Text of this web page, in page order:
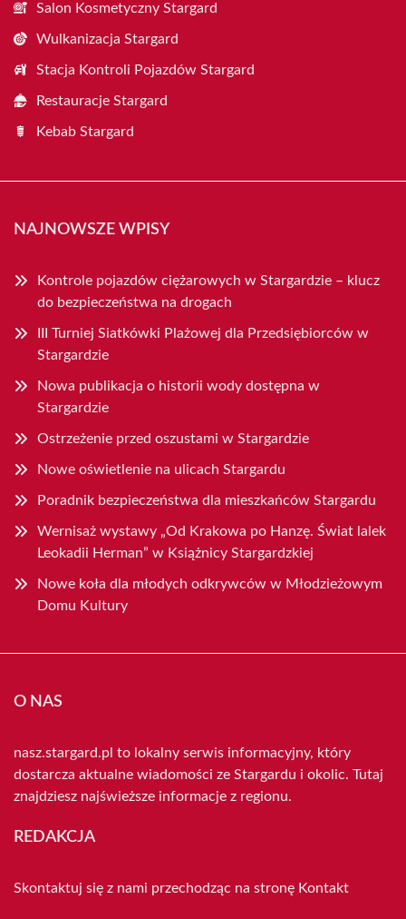
Salon Kosmetyczny Stargard
Wulkanizacja Stargard
Stacja Kontroli Pojazdów Stargard
Restauracje Stargard
Kebab Stargard
NAJNOWSZE WPISY
Kontrole pojazdów ciężarowych w Stargardzie – klucz
do bezpieczeństwa na drogach
III Turniej Siatkówki Plażowej dla Przedsiębiorców w
Stargardzie
Nowa publikacja o historii wody dostępna w
Stargardzie
Ostrzeżenie przed oszustami w Stargardzie
Nowe oświetlenie na ulicach Stargardu
Poradnik bezpieczeństwa dla mieszkańców Stargardu
Wernisaż wystawy „Od Krakowa po Hanzę. Świat lalek
Leokadii Herman” w Książnicy Stargardzkiej
Nowe koła dla młodych odkrywców w Młodzieżowym
Domu Kultury
O NAS
nasz.stargard.pl to lokalny serwis informacyjny, który
dostarcza aktualne wiadomości ze Stargardu i okolic. Tutaj
znajdziesz najświeższe informacje z regionu.
REDAKCJA
Skontaktuj się z nami przechodząc na stronę Kontakt